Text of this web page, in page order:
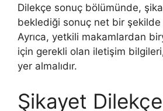
Dilekçe sonuç bölümünde,
beklediği sonuç net bir
Ayrıca, yetkili makamlardan
için gerekli olan iletişim
yer almalıdır.
Şikayet